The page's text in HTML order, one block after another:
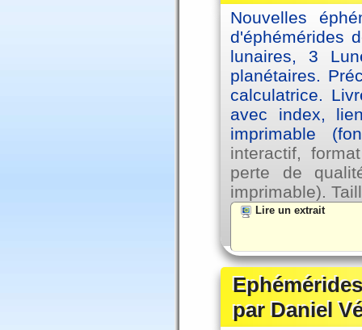
Nouvelles
d'éphémérides
lunaires, 3
planétaires.
calculatrice.
avec index,
imprimable
interactif,
perte de
imprimable).
Lire un extrait
par Daniel